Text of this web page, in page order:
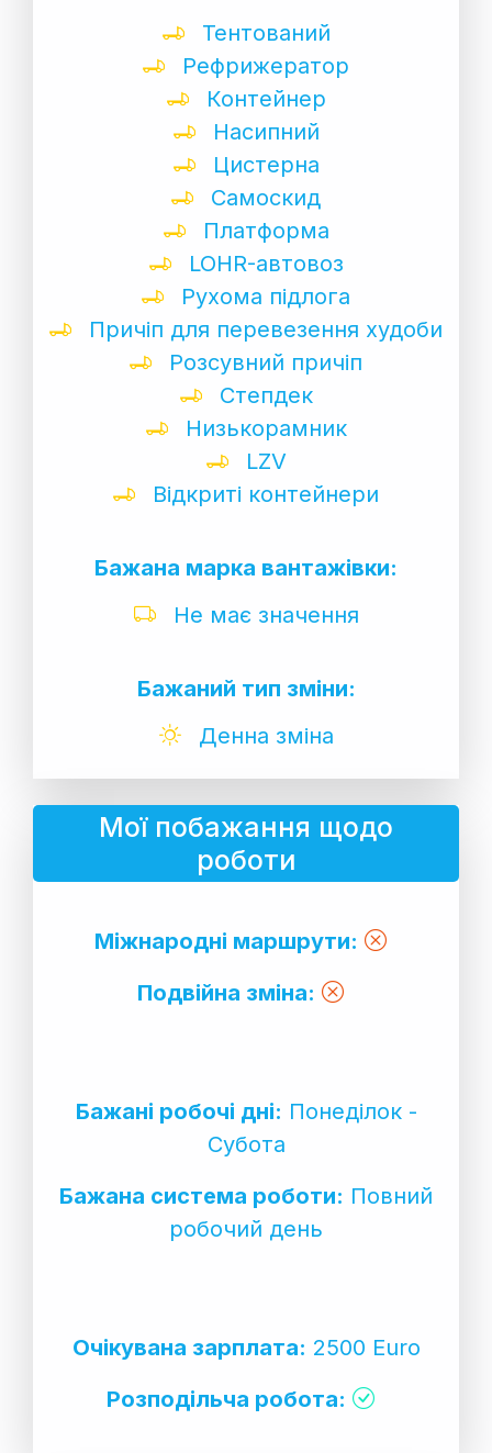
Тентований
Рефрижератор
Контейнер
Насипний
Цистерна
Самоскид
Платформа
LOHR-автовоз
Рухома підлога
Причіп для перевезення худоби
Розсувний причіп
Степдек
Низькорамник
LZV
Відкриті контейнери
Бажана марка вантажівки:
Не має значення
Бажаний тип зміни:
Денна зміна
Мої побажання щодо
роботи
Міжнародні маршрути:
Подвійна зміна:
Бажані робочі дні: Понеділок -
Субота
Бажана система роботи: Повний
робочий день
Очікувана зарплата: 2500 Euro
Розподільча робота: